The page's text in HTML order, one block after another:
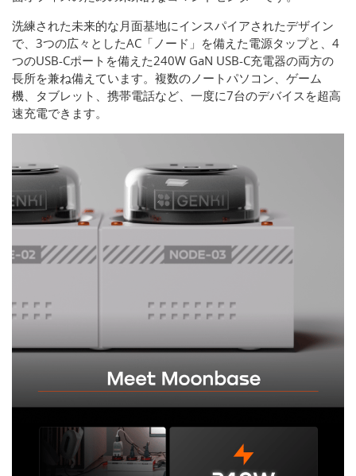
洗練された未来的な月面基地にインスパイアされたデザイン
で、3つの広々としたAC「ノード」を備えた電源タップと、4
つのUSB-Cポートを備えた240W GaN USB-C充電器の両方の
長所を兼ね備えています。複数のノートパソコン、ゲーム
機、タブレット、携帯電話など、一度に7台のデバイスを超高
速充電できます。